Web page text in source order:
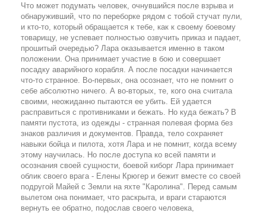
Что может подумать человек, очнувшийся после взрыва и
обнаруживший, что по переборке рядом с тобой стучат пули,
и кто-то, который обращается к тебе, как к своему боевому
товарищу, не успевает полностью озвучить приказ и падает,
прошитый очередью? Лара оказывается именно в таком
положении. Она принимает участие в бою и совершает
посадку аварийного корабля. А после посадки начинается
что-то странное. Во-первых, она осознает, что не помнит о
себе абсолютно ничего. А во-вторых, те, кого она считала
своими, неожиданно пытаются ее убить. Ей удается
расправиться с противниками и бежать. Но куда бежать? В
памяти пустота, из одежды - странная полевая форма без
знаков различия и документов. Правда, тело сохраняет
навыки бойца и пилота, хотя Лара и не помнит, когда всему
этому научилась. Но после доступа ко всей памяти и
осознания своей сущности, боевой киборг Лара принимает
облик своего врага - Елены Крюгер и бежит вместе со своей
подругой Майей с Земли на яхте "Каролина". Перед самым
вылетом она понимает, что раскрыта, и враги стараются
вернуть ее обратно, подослав своего человека,